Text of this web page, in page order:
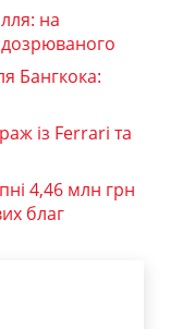
на
Бангкока:
із Ferrari та
4,46 млн грн
благ